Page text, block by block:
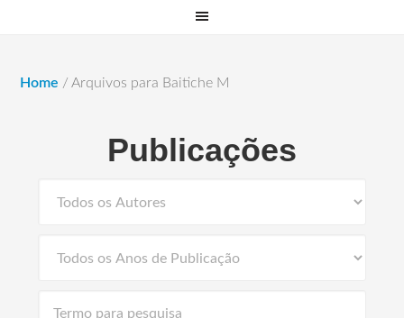
Home / Arquivos para Baitiche M
Publicações